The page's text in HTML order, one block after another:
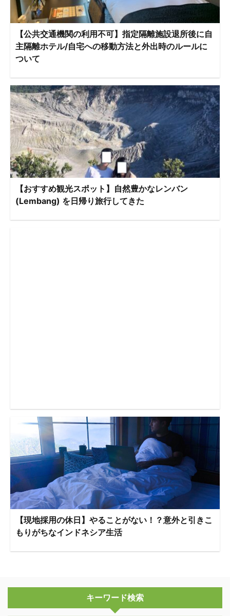
【公共交通機関の利用不可】指定隔離施設退所後に自
主隔離ホテル/自宅への移動方法と外出時のルールに
ついて
【おすすめ観光スポット】自然豊かなレンバン
(Lembang) を日帰り旅行してきた
【現地採用の休日】やることがない！？意外と引きこ
もりがちなインドネシア生活
キーワード検索